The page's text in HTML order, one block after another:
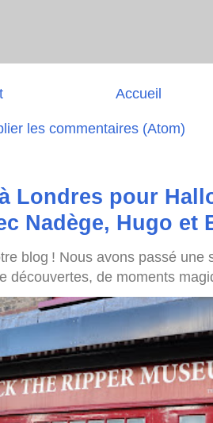
Accueil
les commentaires (Atom)
Londres pour
Nadège, Hugo et
blog ! Nous avons passé une
découvertes, de moments